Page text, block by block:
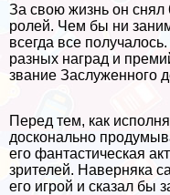
За свою жизнь он
ролей. Чем бы ни
всегда все
разных наград и
звание Заслуженного
Перед тем, как
досконально
его фантастическая
зрителей. Наверняка
его игрой и сказал бы